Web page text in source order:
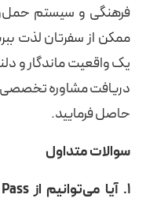
فرهنگی و سیستم
ممکن از سفرتان لذت
یک واقعیت ماندگار و
دریافت مشاوره تخصصی و
حاصل فرمایید.
سوالات متداول